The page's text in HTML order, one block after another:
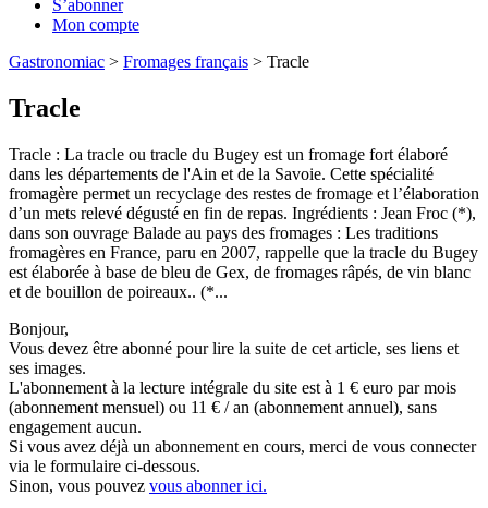
S’abonner
Mon compte
Gastronomiac > Fromages français > Tracle
Tracle
Tracle : La tracle ou tracle du Bugey est un fromage fort élaboré
dans les départements de l'Ain et de la Savoie. Cette spécialité
fromagère permet un recyclage des restes de fromage et l’élaboration
d’un mets relevé dégusté en fin de repas. Ingrédients : Jean Froc (*),
dans son ouvrage Balade au pays des fromages : Les traditions
fromagères en France, paru en 2007, rappelle que la tracle du Bugey
est élaborée à base de bleu de Gex, de fromages râpés, de vin blanc
et de bouillon de poireaux.. (*...
Bonjour,
Vous devez être abonné pour lire la suite de cet article, ses liens et
ses images.
L'abonnement à la lecture intégrale du site est à 1 € euro par mois
(abonnement mensuel) ou 11 € / an (abonnement annuel), sans
engagement aucun.
Si vous avez déjà un abonnement en cours, merci de vous connecter
via le formulaire ci-dessous.
Sinon, vous pouvez vous abonner ici.